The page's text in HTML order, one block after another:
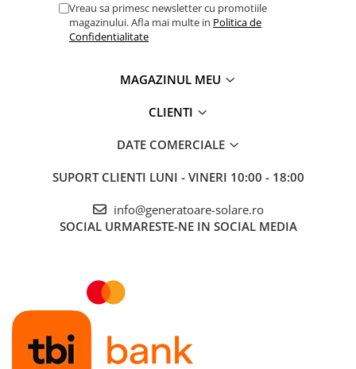
Vreau sa primesc newsletter cu promotiile
magazinului. Afla mai multe in Politica de
Confidentialitate
MAGAZINUL MEU
CLIENTI
DATE COMERCIALE
SUPORT CLIENTI LUNI - VINERI 10:00 - 18:00
info@generatoare-solare.ro
SOCIAL URMARESTE-NE IN SOCIAL MEDIA